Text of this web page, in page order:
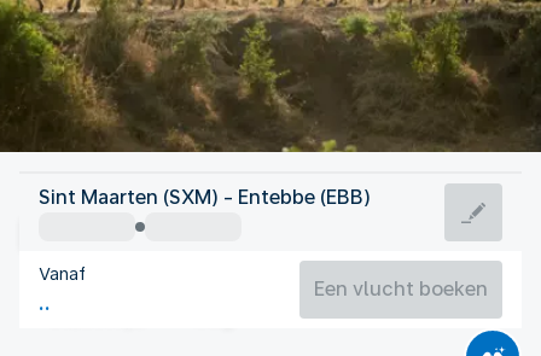
Oeganda
Entebbe
Oeganda
Vluchttijd
Sint Maarten (SXM) - Entebbe (EBB)
Vanaf
Een vlucht boeken